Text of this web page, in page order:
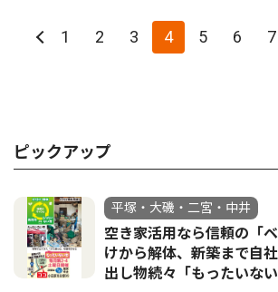
1 2 3 4 5 6 7
ピックアップ
平塚・大磯・二宮・中井
空き家活用なら信頼の「
けから解体、新築まで自
出し物続々「もったいな